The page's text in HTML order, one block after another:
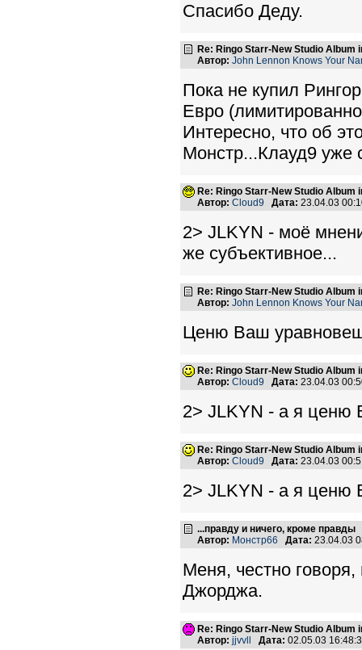
Спасибо Деду.
Re: Ringo Starr-New Studio Album
Автор: John Lennon Knows Your
Пока не купил
Евро
Интересно, что об
Монстр...Клауд9 уже
Re: Ringo Starr-New Studio Album
Автор: Cloud9 Дата: 23.04.03
2> JLKYN - моё
же субъективное...
Re: Ringo Starr-New Studio Album
Автор: John Lennon Knows Your
Ценю Ваш
Re: Ringo Starr-New Studio Album
Автор: Cloud9 Дата: 23.04.03
2> JLKYN - а я ценю
Re: Ringo Starr-New Studio Album
Автор: Cloud9 Дата: 23.04.03
2> JLKYN - а я ценю
...правду и ничего, кроме правды
Автор: Монстр66 Дата: 23.04.03
Меня, честно
Джорджа.
Re: Ringo Starr-New Studio Album
Автор: jjvvll Дата: 02.05.03